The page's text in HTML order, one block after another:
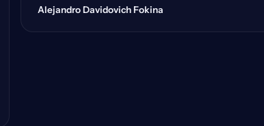
Alejandro Davidovich Fokina